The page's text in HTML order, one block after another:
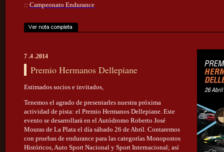
:: Campeonato Endurance
7 .4 .2014
Premio Hermanos Dellepiane
Estimados socios e invitados,
Tenemos el agrado de presentarles nuestra próxima
actividad de pista: el Premio Hermanos Dellepiane. Este
evento se desarrollará en el Autódromo Roberto José
Mouras de La Plata el día sábado 26 de Abril. Contaremos
con pruebas de endurance para las categorías Monopostos
Históricos, Auto Sport Nacional y Sport Internacional; así